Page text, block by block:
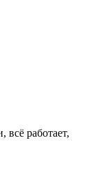
работает,